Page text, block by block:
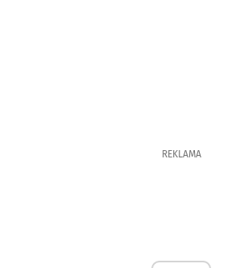
REKLAMA